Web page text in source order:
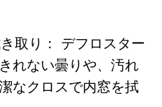
取り： デフロスター
れない曇りや、汚れ
なクロスで内窓を拭